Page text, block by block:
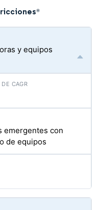
*
y equipos
emergentes con
de equipos